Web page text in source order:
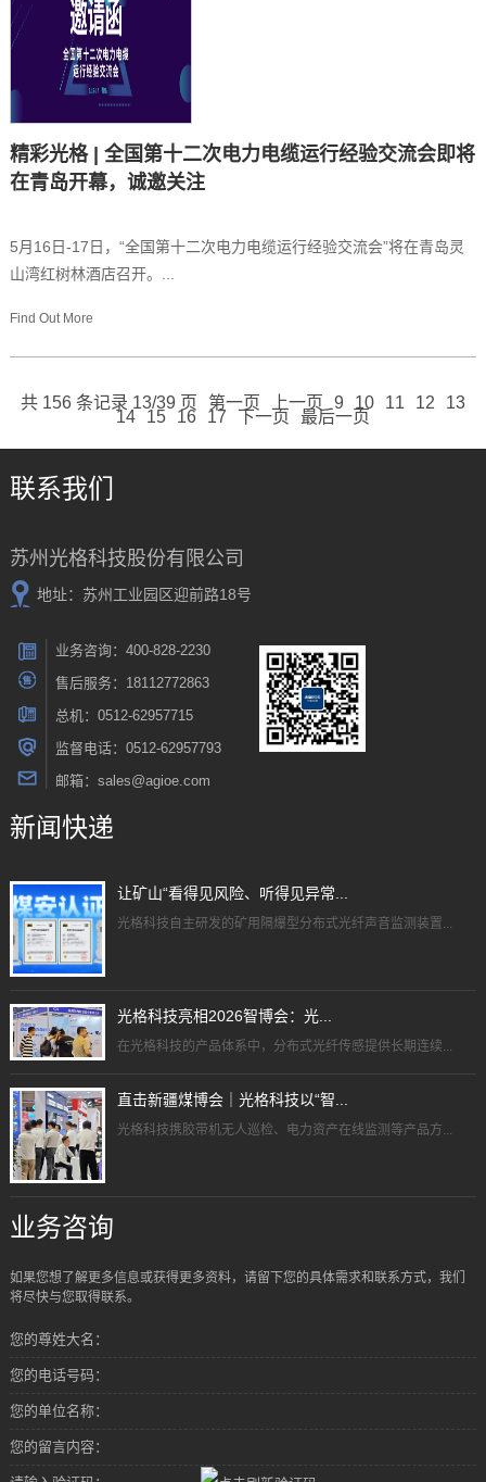
精彩光格 | 全国第十二次电力电缆运行经验交流会即将
在青岛开幕，诚邀关注
5月16日-17日，“全国第十二次电力电缆运行经验交流会”将在青岛灵
山湾红树林酒店召开。...
Find Out More
共 156 条记录 13/39 页 第一页 上一页 9 10 11 12 13
14 15 16 17 下一页 最后一页
联系我们
苏州光格科技股份有限公司
地址：苏州工业园区迎前路18号
业务咨询：400-828-2230
售后服务：18112772863
总机：0512-62957715
监督电话：0512-62957793
邮箱：sales@agioe.com
新闻快递
让矿山“看得见风险、听得见异常...
光格科技自主研发的矿用隔爆型分布式光纤声音监测装置...
光格科技亮相2026智博会：光...
在光格科技的产品体系中，分布式光纤传感提供长期连续...
直击新疆煤博会｜光格科技以“智...
光格科技携胶带机无人巡检、电力资产在线监测等产品方...
业务咨询
如果您想了解更多信息或获得更多资料，请留下您的具体需求和联系方式，我们
将尽快与您取得联系。
您的尊姓大名：
您的电话号码：
您的单位名称：
您的留言内容：